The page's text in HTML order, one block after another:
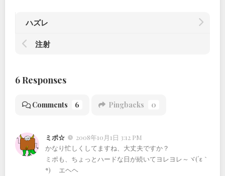
ハズレ
注射
6 Responses
Comments 6 Pingbacks 0
ミポ☆
2008年10月1日 3:12 PM
かなり忙しくしてますね、大丈夫ですか？
ミポも、ちょっとハードな日が続いてヨレヨレ～ヾ(´ε｀
*)ゝ エヘヘ